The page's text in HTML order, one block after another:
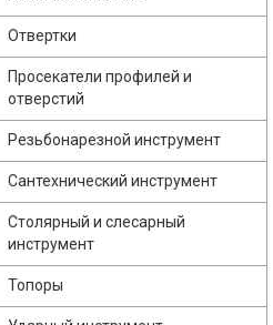
Отвертки
Просекатели профилей и
отверстий
Резьбонарезной инструмент
Сантехнический инструмент
Столярный и слесарный
инструмент
Топоры